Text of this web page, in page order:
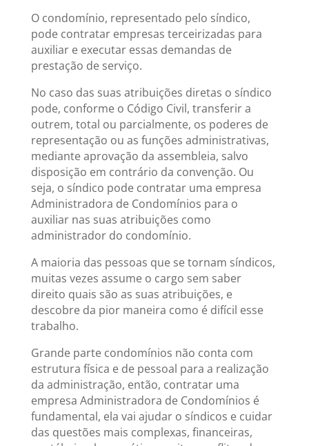
O condomínio, representado pelo síndico,
pode contratar empresas terceirizadas para
auxiliar e executar essas demandas de
prestação de serviço.
No caso das suas atribuições diretas o síndico
pode, conforme o Código Civil, transferir a
outrem, total ou parcialmente, os poderes de
representação ou as funções administrativas,
mediante aprovação da assembleia, salvo
disposição em contrário da convenção. Ou
seja, o síndico pode contratar uma empresa
Administradora de Condomínios para o
auxiliar nas suas atribuições como
administrador do condomínio.
A maioria das pessoas que se tornam síndicos,
muitas vezes assume o cargo sem saber
direito quais são as suas atribuições, e
descobre da pior maneira como é difícil esse
trabalho.
Grande parte condomínios não conta com
estrutura física e de pessoal para a realização
da administração, então, contratar uma
empresa Administradora de Condomínios é
fundamental, ela vai ajudar o síndicos e cuidar
das questões mais complexas, financeiras,